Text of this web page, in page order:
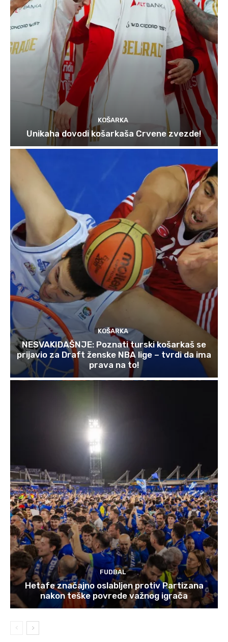
KOŠARKA
Unikaha dovodi košarkaša Crvene zvezde!
KOŠARKA
NESVAKIDAŠNJE: Poznati turski košarkaš se
prijavio za Draft ženske NBA lige – tvrdi da ima
prava na to!
FUDBAL
Hetafe značajno oslabljen protiv Partizana
nakon teške povrede važnog igrača